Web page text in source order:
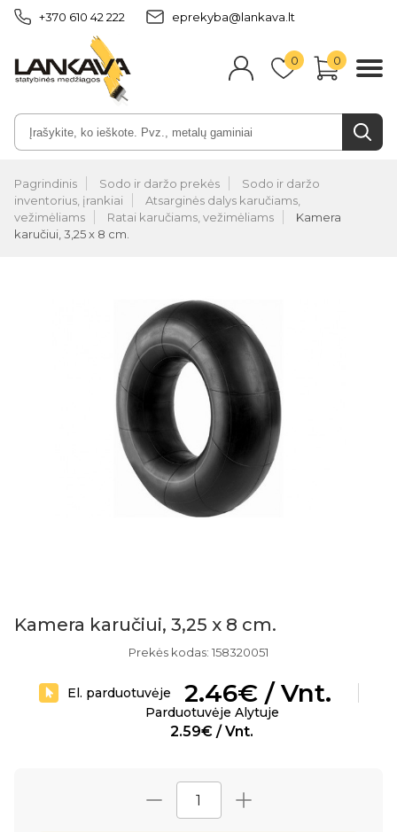
+370 610 42 222 eprekyba@lankava.lt
0 0
Pagrindinis Sodo ir daržo prekės
Sodo ir daržo
inventorius, įrankiai
Atsarginės dalys karučiams,
vežimėliams
Ratai karučiams, vežimėliams
Kamera
karučiui, 3,25 x 8 cm.
Kamera karučiui, 3,25 x 8 cm.
Prekės kodas: 158320051
El. parduotuvėje 2.46€ / Vnt.
Parduotuvėje Alytuje
2.59€ / Vnt.